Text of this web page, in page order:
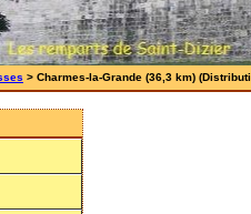
> Charmes-la-Grande (36,3 km)